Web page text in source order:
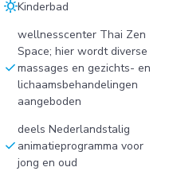
sunnyKinderbad
check
wellnesscenter Thai Zen
Space; hier wordt diverse
massages en gezichts- en
lichaamsbehandelingen
aangeboden
check
deels Nederlandstalig
animatieprogramma voor
jong en oud